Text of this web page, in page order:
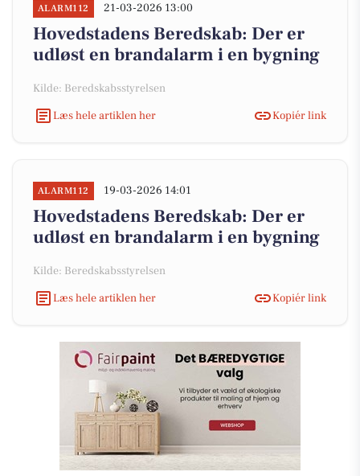
ALARM112 21-03-2026 13:00
Hovedstadens Beredskab: Der er
udløst en brandalarm i en bygning
Kilde: Beredskabsstyrelsen
Læs hele artiklen her
Kopiér link
ALARM112 19-03-2026 14:01
Hovedstadens Beredskab: Der er
udløst en brandalarm i en bygning
Kilde: Beredskabsstyrelsen
Læs hele artiklen her
Kopiér link